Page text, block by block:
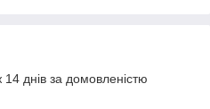
днів за домовленістю